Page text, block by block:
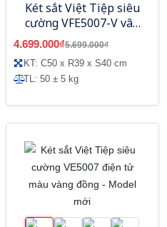
Két sắt Việt Tiệp siêu
cường VFE5007-V vân
tay mã số màu vàng
đồng - Model mới
4.699.000₫5.699.000₫
KT: C50 x R39 x S40 cm
TL: 50 ± 5 kg